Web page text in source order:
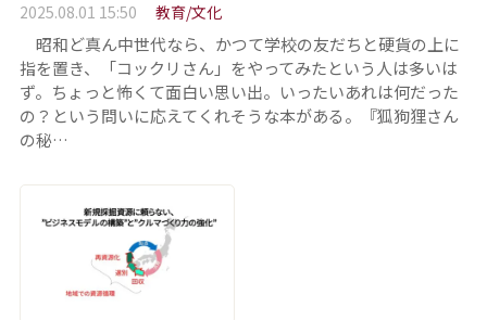
2025.08.01 15:50 教育/文化
昭和ど真ん中世代なら、かつて学校の友だちと硬貨の上に
指を置き、「コックリさん」をやってみたという人は多いは
ず。ちょっと怖くて面白い思い出。いったいあれは何だった
の？という問いに応えてくれそうな本がある。『狐狗狸さん
の秘…